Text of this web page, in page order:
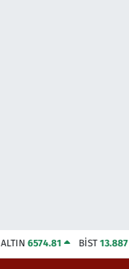
ALTIN 6574.81 BİST13.887